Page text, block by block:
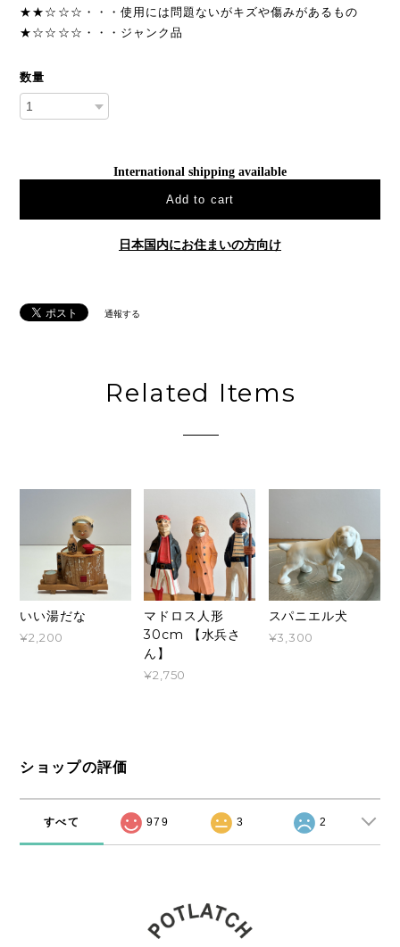
★★☆☆☆・・・使用には問題ないがキズや傷みがあるもの
★☆☆☆☆・・・ジャンク品
数量
International shipping available
Add to cart
日本国内にお住まいの方向け
通報する
Related Items
いい湯だな
¥2,200
マドロス人形
30cm 【水兵さ
ん】
¥2,750
スパニエル犬
¥3,300
ショップの評価
すべて 979 3 2